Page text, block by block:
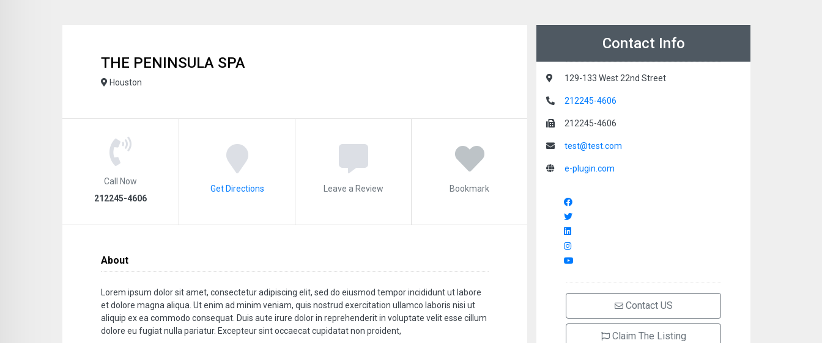
THE PENINSULA SPA
Houston
Call Now
212245-4606
Get Directions Leave a Review Bookmark
About
Lorem ipsum dolor sit amet, consectetur adipiscing elit, sed do eiusmod tempor incididunt ut labore
et dolore magna aliqua. Ut enim ad minim veniam, quis nostrud exercitation ullamco laboris nisi ut
aliquip ex ea commodo consequat. Duis aute irure dolor in reprehenderit in voluptate velit esse cillum
dolore eu fugiat nulla pariatur. Excepteur sint occaecat cupidatat non proident,
Contact Info
129-133 West 22nd Street
212245-4606
212245-4606
test@test.com
e-plugin.com
Contact US
Claim The Listing